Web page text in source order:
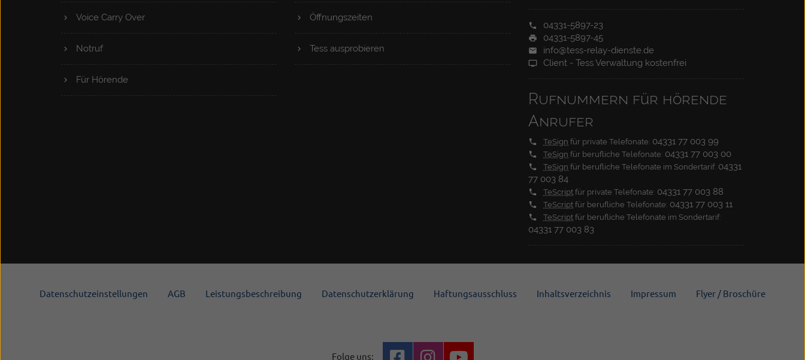
Gebärdensprachdolmetscher von Deutscher
Gesprächspartner her. Er überträgt nun die
Gesprächsinhalte von deutscher Schriftsprache
Voice Carry Over
Notruf
Für Hörende
Öffnungszeiten
Tess ausprobieren
04331-5897-23
04331-5897-45
info@tess-relay-dienste.de
Client - Tess Verwaltung kostenfrei
Rufnummern für hörende
Anrufer
TeSign für private Telefonate: 04331 77 003 99
TeSign für berufliche Telefonate: 04331 77 003 00
TeSign für berufliche Telefonate im Sondertarif: 04331
77 003 84
TeScript für private Telefonate: 04331 77 003 88
TeScript für berufliche Telefonate: 04331 77 003 11
TeScript für berufliche Telefonate im Sondertarif:
04331 77 003 83
Datenschutzeinstellungen AGB Leistungsbeschreibung Datenschutzerklärung Haftungsausschluss Inhaltsverzeichnis Impressum Flyer / Broschüre
Folge uns: